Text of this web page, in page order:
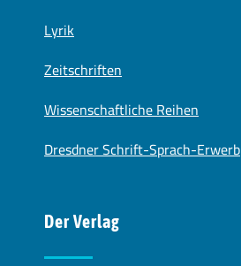
Lyrik
Zeitschriften
Wissenschaftliche Reihen
Dresdner Schrift-Sprach-Erwerb
Der Verlag